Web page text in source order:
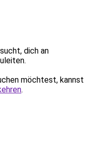
dich an
möchtest, kannst
.